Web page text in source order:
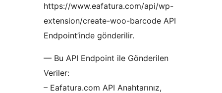
https://www.eafatura.com/api/wp-
extension/create-woo-barcode API
Endpoint’inde gönderilir.
— Bu API Endpoint ile Gönderilen
Veriler:
– Eafatura.com API Anahtarınız,